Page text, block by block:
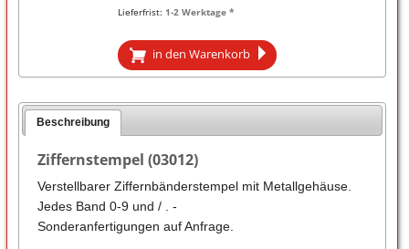
Lieferfrist: 1-2 Werktage *
in den Warenkorb
Beschreibung
Ziffernstempel (03012)
Verstellbarer Ziffernbänderstempel mit Metallgehäuse.
Jedes Band 0-9 und / . -
Sonderanfertigungen auf Anfrage.